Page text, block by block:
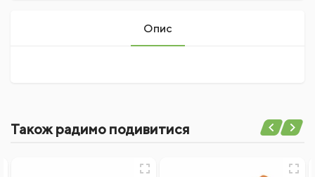
Опис
Написати відгук
Також радимо подивитися